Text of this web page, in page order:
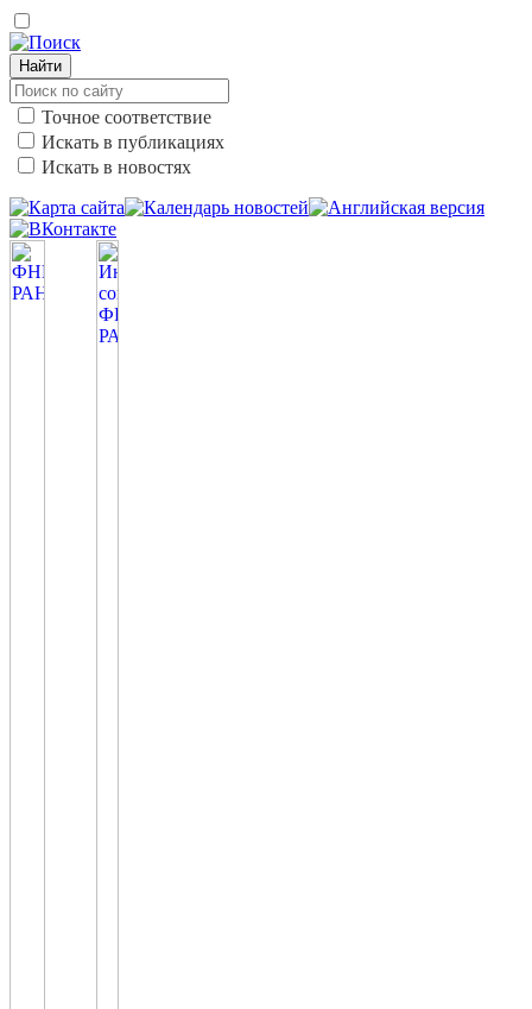
Найти
Точное соответствие
Искать в публикациях
Искать в новостях